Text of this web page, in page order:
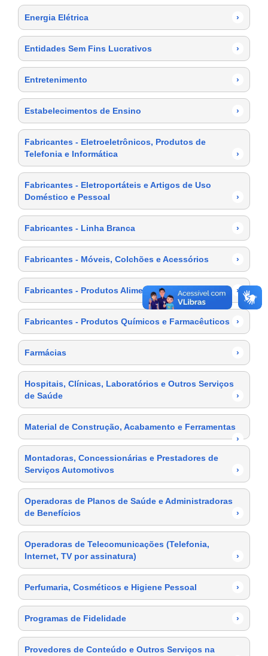
Energia Elétrica ›
Entidades Sem Fins Lucrativos ›
Entretenimento ›
Estabelecimentos de Ensino ›
Fabricantes - Eletroeletrônicos, Produtos de
Telefonia e Informática
›
Fabricantes - Eletroportáteis e Artigos de Uso
Doméstico e Pessoal
›
Fabricantes - Linha Branca ›
Fabricantes - Móveis, Colchões e Acessórios ›
Fabricantes - Produtos Alimentícios ›
Fabricantes - Produtos Químicos e Farmacêuticos ›
Farmácias ›
Hospitais, Clínicas, Laboratórios e Outros Serviços
de Saúde
›
Material de Construção, Acabamento e Ferramentas
›
Montadoras, Concessionárias e Prestadores de
Serviços Automotivos
›
Operadoras de Planos de Saúde e Administradoras
de Benefícios
›
Operadoras de Telecomunicações (Telefonia,
Internet, TV por assinatura)
›
Perfumaria, Cosméticos e Higiene Pessoal ›
Programas de Fidelidade ›
Provedores de Conteúdo e Outros Serviços na